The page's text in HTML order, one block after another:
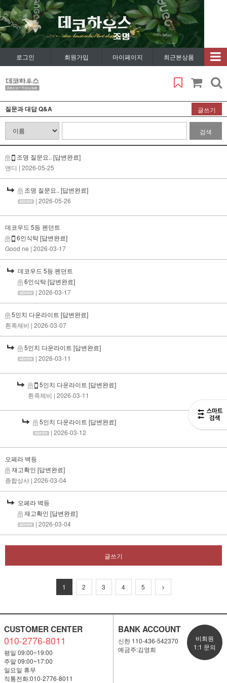
로그인 회원가입 마이페이지 최근본상품
질문과 대답 Q&A 글쓰기
검색
조명 질문요.. [답변완료]
앤디 | 2026-05-25
조명 질문요.. [답변완료]
| 2026-05-26
데코우드 5등 펜던트
6인식탁[답변완료]
Good ne | 2026-03-17
데코우드 5등 펜던트
6인식탁[답변완료]
| 2026-03-17
5인치 다운라이트 [답변완료]
흰족제비 | 2026-03-07
5인치 다운라이트 [답변완료]
| 2026-03-11
5인치 다운라이트 [답변완료]
흰족제비 | 2026-03-11
5인치 다운라이트 [답변완료]
| 2026-03-12
오페라 벽등
재고확인 [답변완료]
종합상사 | 2026-03-04
오페라 벽등
재고확인 [답변완료]
| 2026-03-04
글쓰기
1 2 3 4 5
CUSTOMER CENTER
010-2776-8011
평일 09:00~19:00
주말 09:00~17:00
일요일 휴무
직통전화:010-2776-8011
BANK ACCOUNT
신한 110-436-542370
예금주:김영희
비회원
1:1 문의